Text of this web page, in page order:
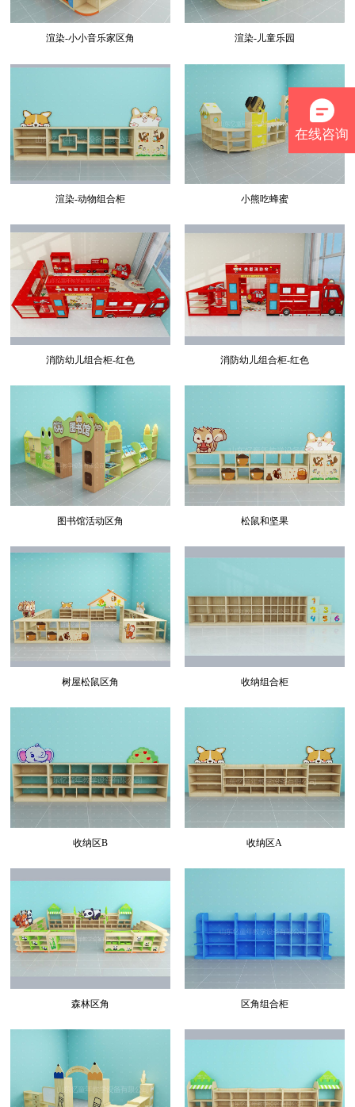
渲染-小小音乐家区角 渲染-儿童乐园
渲染-动物组合柜 小熊吃蜂蜜
消防幼儿组合柜-红色 消防幼儿组合柜-红色
图书馆活动区角 松鼠和坚果
树屋松鼠区角 收纳组合柜
收纳区B 收纳区A
森林区角 区角组合柜
在线咨询